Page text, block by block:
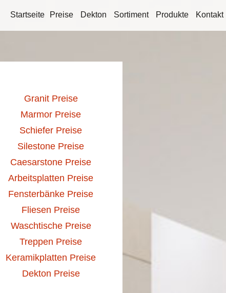
Startseite Preise Dekton Sortiment Produkte Kontakt
Granit Preise
Marmor Preise
Schiefer Preise
Silestone Preise
Caesarstone Preise
Arbeitsplatten Preise
Fensterbänke Preise
Fliesen Preise
Waschtische Preise
Treppen Preise
Keramikplatten Preise
Dekton Preise